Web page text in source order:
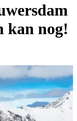
kan nog!